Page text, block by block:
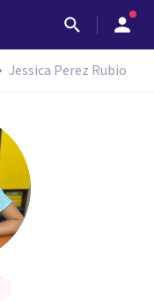
Jessica Perez Rubio